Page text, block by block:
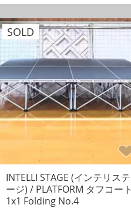
SOLD
INTELLI STAGE (インテリステ
ージ) / PLATFORM タフコート
1x1 Folding No.4